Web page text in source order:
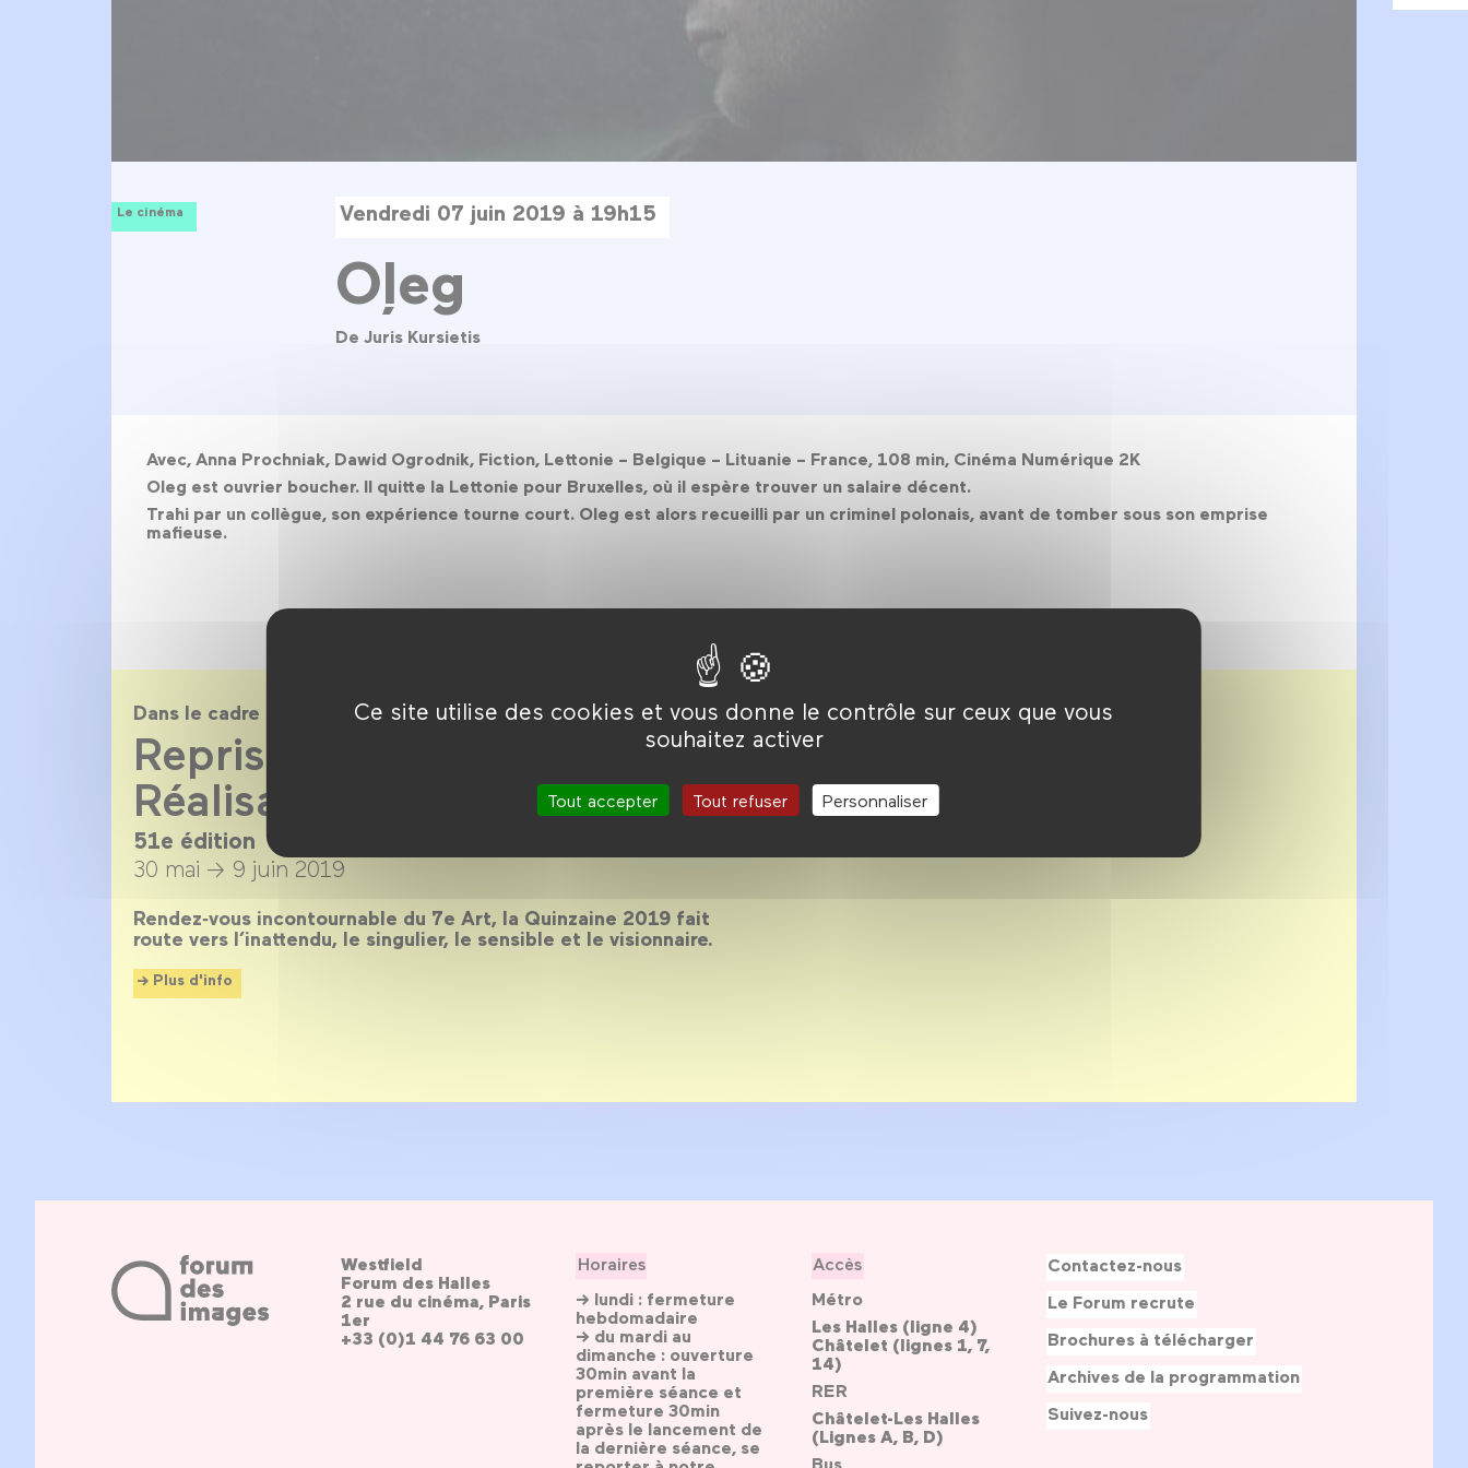
Ce site utilise des cookies et vous donne le contrôle sur ceux que vous
souhaitez activer
Tout accepter Tout refuser Personnaliser
Le cinéma Vendredi 07 juin 2019 à 19h15
Oļeg
De Juris Kursietis
Avec, Anna Prochniak, Dawid Ogrodnik, Fiction, Lettonie – Belgique – Lituanie – France, 108 min, Cinéma Numérique 2K
Oleg est ouvrier boucher. Il quitte la Lettonie pour Bruxelles, où il espère trouver un salaire décent.
Trahi par un collègue, son expérience tourne court. Oleg est alors recueilli par un criminel polonais, avant de tomber sous son emprise
mafieuse.
Dans le cadre de
Reprise de la Quinzaine des
Réalisateurs 2019
51e édition
30 mai → 9 juin 2019
Rendez‑vous incontournable du 7e Art, la Quinzaine 2019 fait
route vers l’inattendu, le singulier, le sensible et le visionnaire.
Plus d'info
Westfield
Forum des Halles
2 rue du cinéma, Paris
1er
+33 (0)1 44 76 63 00
Horaires
→ lundi : fermeture
hebdomadaire
→ du mardi au
dimanche : ouverture
30min avant la
première séance et
fermeture 30min
après le lancement de
la dernière séance, se
Accès
Métro
Les Halles (ligne 4)
Châtelet (lignes 1, 7,
14)
RER
Châtelet-Les Halles
(Lignes A, B, D)
Contactez-nous
Le Forum recrute
Brochures à télécharger
Archives de la programmation
Suivez-nous